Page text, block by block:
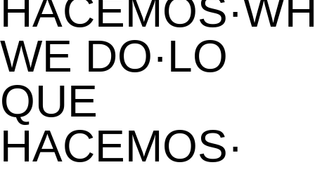
WE DO·LO
QUE
HACEMOS·